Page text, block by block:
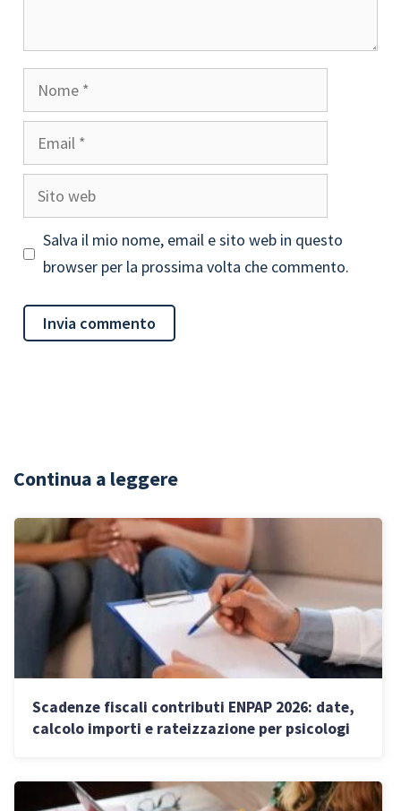
Nome
Email
Sito
web
Salva il mio nome, email e sito web in questo
browser per la prossima volta che commento.
Continua a leggere
Scadenze fiscali contributi ENPAP 2026: date,
calcolo importi e rateizzazione per psicologi